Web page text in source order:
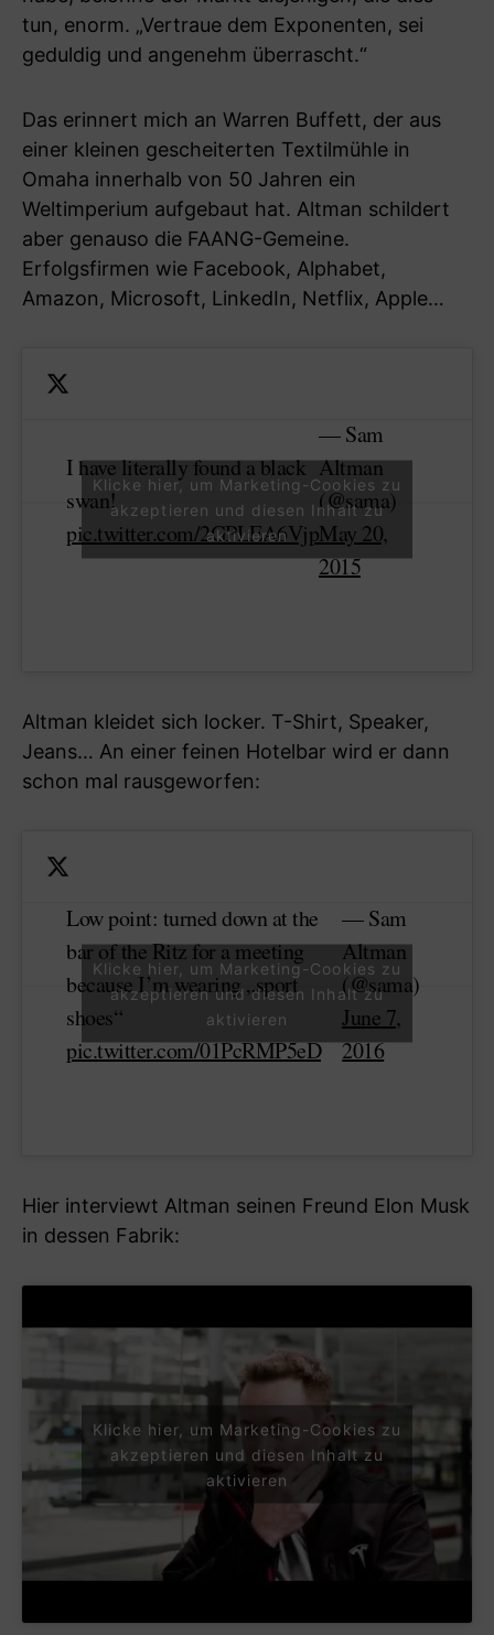
tun, enorm. „Vertraue dem Exponenten, sei
geduldig und angenehm überrascht.“
Das erinnert mich an Warren Buffett, der aus
einer kleinen gescheiterten Textilmühle in
Omaha innerhalb von 50 Jahren ein
Weltimperium aufgebaut hat. Altman schildert
aber genauso die FAANG-Gemeine.
Erfolgsfirmen wie Facebook, Alphabet,
Amazon, Microsoft, LinkedIn, Netflix, Apple…
I have literally found a black
swan!
pic.twitter.com/2GPLEA6Vjp
— Sam
Altman
(@sama)
May 20,
2015
Klicke hier, um Marketing-Cookies zu
akzeptieren und diesen Inhalt zu
aktivieren
Altman kleidet sich locker. T-Shirt, Speaker,
Jeans… An einer feinen Hotelbar wird er dann
schon mal rausgeworfen:
Low point: turned down at the
bar of the Ritz for a meeting
because I’m wearing „sport
shoes“
pic.twitter.com/01PcRMP5eD
— Sam
Altman
(@sama)
June 7,
2016
Klicke hier, um Marketing-Cookies zu
akzeptieren und diesen Inhalt zu
aktivieren
Hier interviewt Altman seinen Freund Elon Musk
in dessen Fabrik:
Klicke hier, um Marketing-Cookies zu
akzeptieren und diesen Inhalt zu
aktivieren